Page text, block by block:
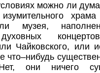
можно ли
изумительного
музея,
Чайковского, или
что–нибудь
Нет, они ничего